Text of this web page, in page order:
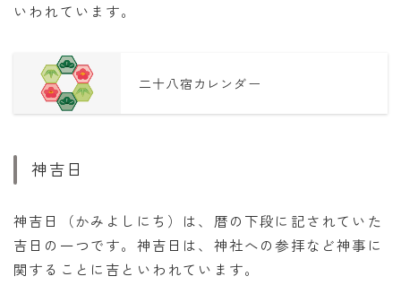
いわれています。
二十八宿カレンダー
神吉日
神吉日（かみよしにち）は、暦の下段に記されていた
吉日の一つです。神吉日は、神社への参拝など神事に
関することに吉といわれています。